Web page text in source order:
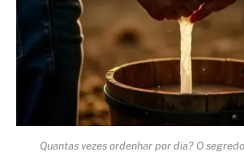
Quantas vezes ordenhar por dia? O